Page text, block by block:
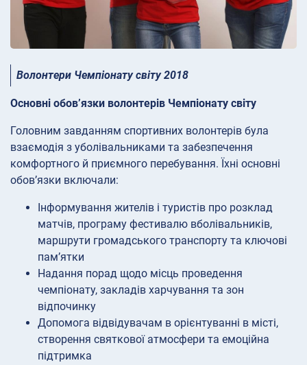
Волонтери Чемпіонату світу 2018
Основні обов’язки волонтерів Чемпіонату світу
Головним завданням спортивних волонтерів була
взаємодія з уболівальниками та забезпечення
комфортного й приємного перебування. Їхні основні
обов’язки включали:
Інформування жителів і туристів про розклад
матчів, програму фестивалю вболівальників,
маршрути громадського транспорту та ключові
пам’ятки
Надання порад щодо місць проведення
чемпіонату, закладів харчування та зон
відпочинку
Допомога відвідувачам в орієнтуванні в місті,
створення святкової атмосфери та емоційна
підтримка